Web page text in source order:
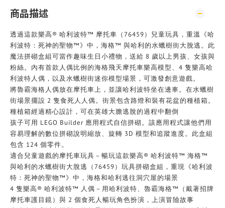
商品描述
透過這款樂高® 哈利波特™ 摩托車（76459）兒童玩具，重溫《哈
利波特：死神的聖物™》中，海格™ 與哈利的水蠟樹街大脫逃。此
魔法拼砌盒組可當作趣味生日小禮物，送給 8 歲以上男孩、女孩與
粉絲。內有首款人偶比例的海格飛天摩托車樂高模型、4 隻樂高哈
利波特人偶，以及水蠟樹街迷你模型場景，可激發創意遊戲。
將魯霸海格人偶放在摩托車上，並讓哈利波特坐在邊車。在水蠟樹
街場景擺設 2 隻食死人人偶。街景包含路燈和裝有花盆的種植箱。
種植箱經過精心設計，可在英雄大膽逃脫的過程中翻倒
孩子可用 LEGO Builder 應用程式自信拼砌。該應用程式讓他們用
容易理解的數位拼砌說明縮放、旋轉 3D 模型和追蹤進度。此盒組
包含 124 個零件。
適合兒童遊戲的摩托車玩具－暢玩這款樂高® 哈利波特™ 海格™
與哈利的水蠟樹街大脫逃（76459）玩具拼砌盒組，重現《哈利波
特：死神的聖物™》中，海格和哈利逃往洞穴屋的場景
4 隻樂高® 哈利波特™ 人偶－用哈利波特、魯霸海格™（戴著招牌
摩托車護目鏡）與 2 個食死人暢玩角色扮演，上演冒險故事